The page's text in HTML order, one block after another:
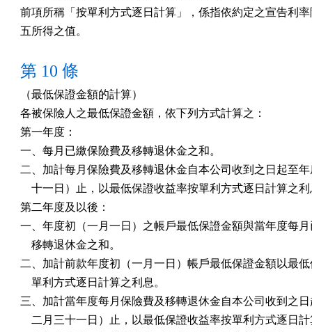
前項所稱「按單利方式逐日計算」，係指依約定之宣告利
五所得之值。
第 10 條
（最低保證金額的計算）
各被保險人之最低保證金額，依下列方式計算之：
第一年度：
一、每月已繳保險費及移轉退休金之和。
二、加計每月保險費及移轉退休金自本公司收到之日起至
十一日）止，以最低保證收益率按單利方式逐日計算之
第二年度及以後：
一、年度初（一月一日）之帳戶最低保證金額與當年度每
    移轉退休金之和。
二、加計前款年度初（一月一日）帳戶最低保證金額以最
    單利方式逐日計算之利息。
三、加計當年度每月保險費及移轉退休金自本公司收到之
二月三十一日）止，以最低保證收益率按單利方式逐日